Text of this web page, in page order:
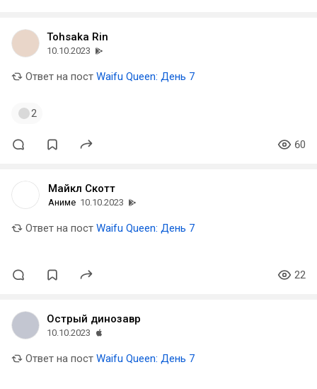
Tohsaka Rin
10.10.2023
Ответ на пост Waifu Queen: День 7
2
60
Майкл Скотт
Аниме 10.10.2023
Ответ на пост Waifu Queen: День 7
22
Острый динозавр
10.10.2023
Ответ на пост Waifu Queen: День 7